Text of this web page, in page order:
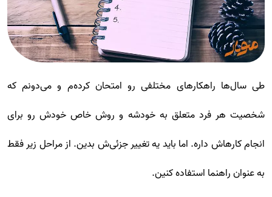
طی سال‌ها راهکارهای مختلفی رو امتحان کرده‌م و می‌دونم که
شخصیت هر فرد متعلق به خودشه و روش خاص خودش رو برای
انجام کارهاش داره. اما باید یه تغییر جزئی‌ش بدین. از مراحل زیر فقط
به عنوان راهنما استفاده کنین.